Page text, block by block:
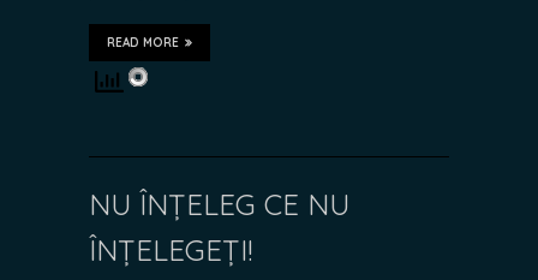
READ MORE
NU ÎNȚELEG CE NU
ÎNȚELEGEȚI!